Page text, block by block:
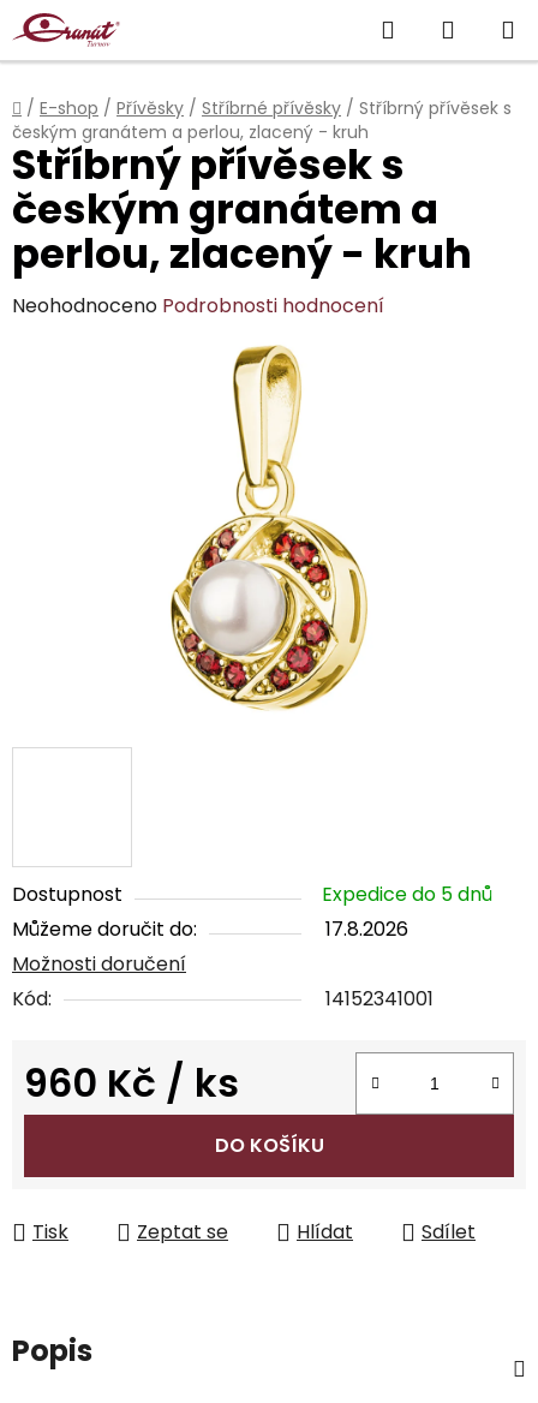
Přejít
na
obsah
Hledat
KOŠÍK
Domů
/ E-shop / Přívěsky / Stříbrné přívěsky / Stříbrný přívěsek s
českým granátem a perlou, zlacený - kruh
Dostupnost
Expedice do 5 dnů
Můžeme doručit do:
17.8.2026
Možnosti doručení
Kód:
14152341001
960 Kč / ks
Měrná cena:
DO KOŠÍKU
Tisk Zeptat se Hlídat Sdílet
Stříbrný přívěsek s
českým granátem a
perlou, zlacený - kruh
Průměrné
Neohodnoceno Podrobnosti hodnocení
Popis